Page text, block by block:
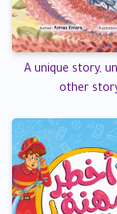
A unique story,
other